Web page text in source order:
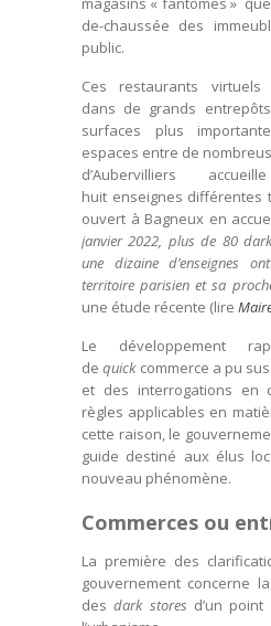
de-chaussée des
public.
Ces restaurants virtuels
dans de grands
surfaces plus
espaces entre de
d’Aubervilliers
huit enseignes différentes
ouvert à Bagneux en
janvier 2022, plus de 80
une dizaine d’enseignes
territoire parisien et sa
une étude récente (lire
Le développement
dequick commerce a pu
et des interrogations en
règles applicables en
cette raison, le
guide destiné aux élus
nouveau phénomène.
Commerces ou
La première des
gouvernement concerne
desdark stores d’un